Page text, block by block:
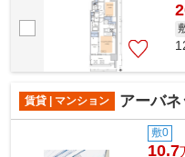
賃貸 | マンション アーバ
敷0
10.7